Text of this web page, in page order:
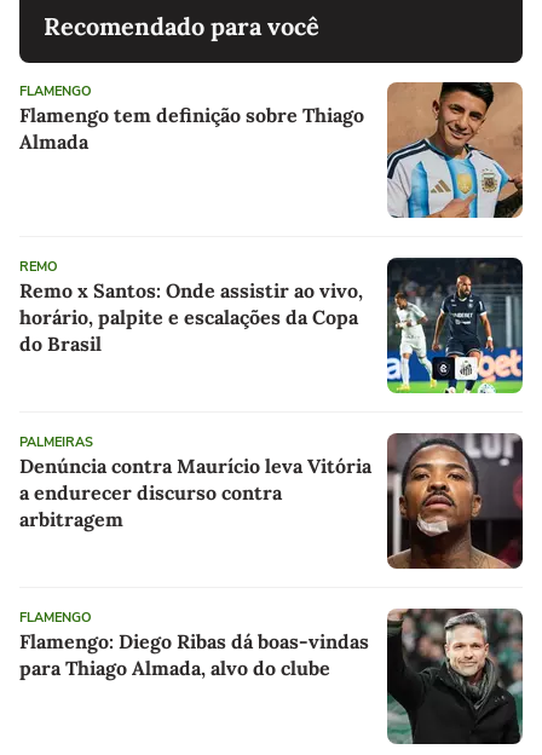
Recomendado para você
FLAMENGO
Flamengo tem definição sobre Thiago
Almada
REMO
Remo x Santos: Onde assistir ao vivo,
horário, palpite e escalações da Copa
do Brasil
PALMEIRAS
Denúncia contra Maurício leva Vitória
a endurecer discurso contra
arbitragem
FLAMENGO
Flamengo: Diego Ribas dá boas-vindas
para Thiago Almada, alvo do clube